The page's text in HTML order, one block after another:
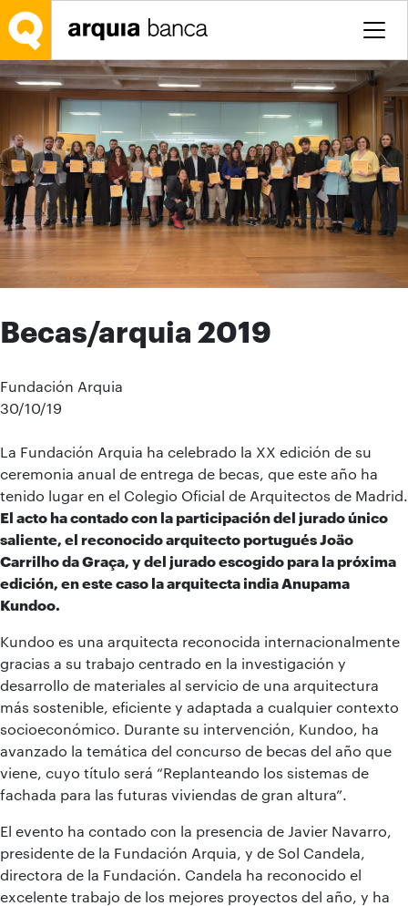
Saltar al contenido principal
Becas/arquia 2019
Fundación Arquia
30/10/19
La Fundación Arquia ha celebrado la XX edición de su
ceremonia anual de entrega de becas, que este año ha
tenido lugar en el Colegio Oficial de Arquitectos de Madrid.
El acto ha contado con la participación del jurado único
saliente, el reconocido arquitecto portugués Joäo
Carrilho da Graça, y del jurado escogido para la próxima
edición, en este caso la arquitecta india Anupama
Kundoo.
Kundoo es una arquitecta reconocida internacionalmente
gracias a su trabajo centrado en la investigación y
desarrollo de materiales al servicio de una arquitectura
más sostenible, eficiente y adaptada a cualquier contexto
socioeconómico. Durante su intervención, Kundoo, ha
avanzado la temática del concurso de becas del año que
viene, cuyo título será “Replanteando los sistemas de
fachada para las futuras viviendas de gran altura”.
El evento ha contado con la presencia de Javier Navarro,
presidente de la Fundación Arquia, y de Sol Candela,
directora de la Fundación. Candela ha reconocido el
excelente trabajo de los mejores proyectos del año, y ha